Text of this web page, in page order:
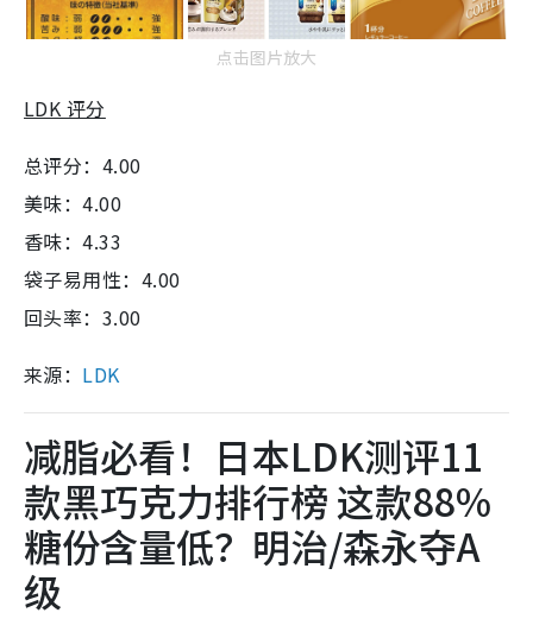
点击图片放大
LDK 评分
总评分：4.00
美味：4.00
香味：4.33
袋子易用性：4.00
回头率：3.00
来源： LDK
减脂必看！日本LDK测评11
款黑巧克力排行榜 这款88%
糖份含量低？明治/森永夺A
级